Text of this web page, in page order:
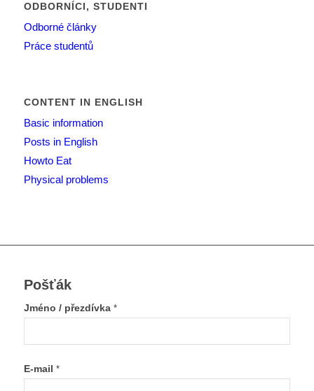
ODBORNÍCI, STUDENTI
Odborné články
Práce studentů
CONTENT IN ENGLISH
Basic information
Posts in English
Howto Eat
Physical problems
Pošťák
Jméno / přezdívka *
E-mail *